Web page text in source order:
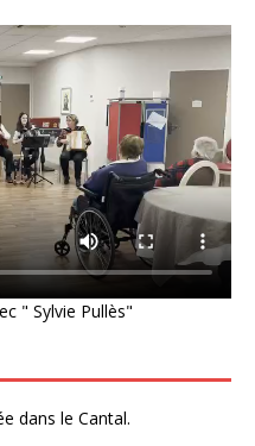
" Sylvie Pullès"
dans le Cantal.